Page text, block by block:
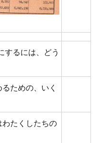
するには、どう
ための、いく
たくしたちの